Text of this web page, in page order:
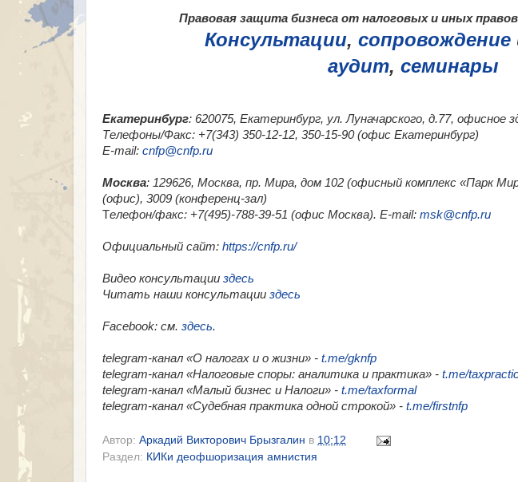
Правовая защита бизнеса от налоговых и иных
Консультации, сопровождение
аудит, семинары
Екатеринбург: 620075, Екатеринбург, ул. Луначарского, д.77, офисное
Телефоны/Факс: +7(343) 350-12-12, 350-15-90 (офис Екатеринбург)
E-mail: cnfp@cnfp.ru
Москва: 129626, Москва, пр. Мира, дом 102 (офисный комплекс «Парк
(офис), 3009 (конференц-зал)
Телефон/факс: +7(495)-788-39-51 (офис Москва). E-mail: msk@cnfp.ru
Официальный сайт: https://cnfp.ru/
Видео консультации здесь
Читать наши консультации здесь
Facebook: см. здесь.
telegram-канал «О налогах и о жизни» - t.me/gknfp
telegram-канал «Налоговые споры: аналитика и практика» - t.me/
telegram-канал «Малый бизнес и Налоги» - t.me/taxformal
telegram-канал «​Судебная практика одной строкой» - t.me/firstnfp
Автор: Аркадий Викторович Брызгалин в 10:12
Раздел: КИКи деофшоризация амнистия